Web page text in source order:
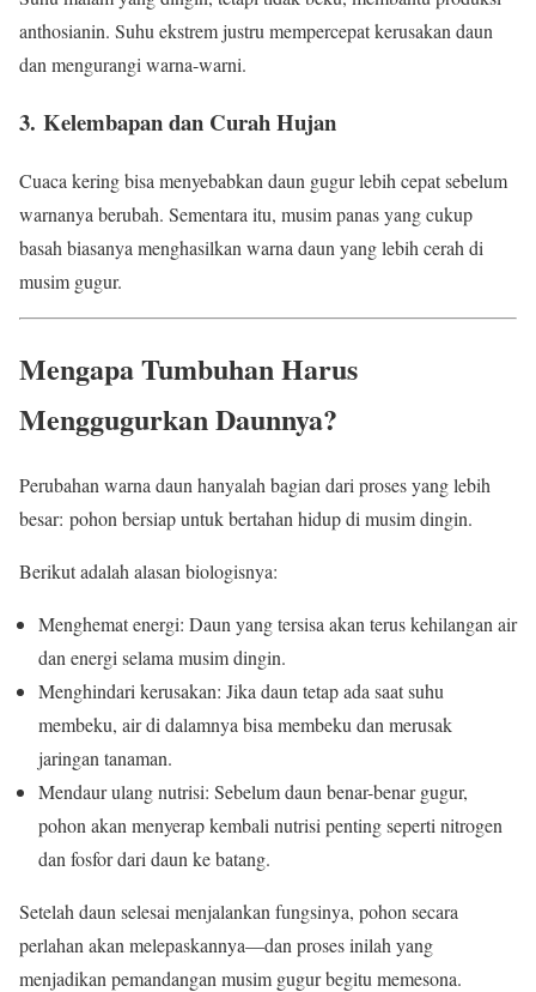
anthosianin. Suhu ekstrem justru mempercepat kerusakan daun
dan mengurangi warna-warni.
3. Kelembapan dan Curah Hujan
Cuaca kering bisa menyebabkan daun gugur lebih cepat sebelum
warnanya berubah. Sementara itu, musim panas yang cukup
basah biasanya menghasilkan warna daun yang lebih cerah di
musim gugur.
Mengapa Tumbuhan Harus
Menggugurkan Daunnya?
Perubahan warna daun hanyalah bagian dari proses yang lebih
besar: pohon bersiap untuk bertahan hidup di musim dingin.
Berikut adalah alasan biologisnya:
Menghemat energi: Daun yang tersisa akan terus kehilangan air
dan energi selama musim dingin.
Menghindari kerusakan: Jika daun tetap ada saat suhu
membeku, air di dalamnya bisa membeku dan merusak
jaringan tanaman.
Mendaur ulang nutrisi: Sebelum daun benar-benar gugur,
pohon akan menyerap kembali nutrisi penting seperti nitrogen
dan fosfor dari daun ke batang.
Setelah daun selesai menjalankan fungsinya, pohon secara
perlahan akan melepaskannya—dan proses inilah yang
menjadikan pemandangan musim gugur begitu memesona.